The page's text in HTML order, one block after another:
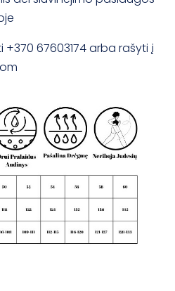
67603174 arba rašyti į